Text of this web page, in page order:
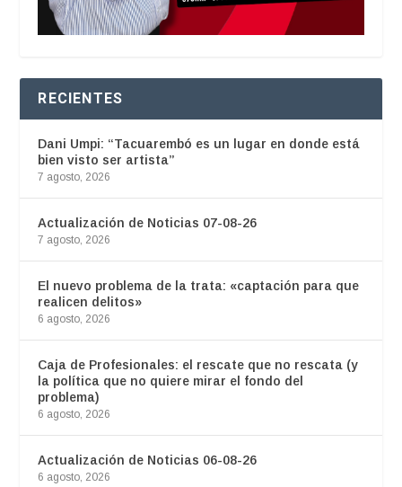
RECIENTES
Dani Umpi: “Tacuarembó es un lugar en donde está
bien visto ser artista”
7 agosto, 2026
Actualización de Noticias 07-08-26
7 agosto, 2026
El nuevo problema de la trata: «captación para que
realicen delitos»
6 agosto, 2026
Caja de Profesionales: el rescate que no rescata (y
la política que no quiere mirar el fondo del
problema)
6 agosto, 2026
Actualización de Noticias 06-08-26
6 agosto, 2026